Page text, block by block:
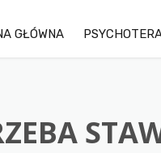
GŁÓWNA